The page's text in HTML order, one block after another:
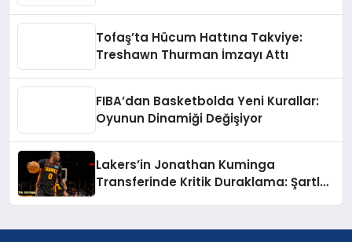
Tofaş’ta Hücum Hattına Takviye:
Treshawn Thurman İmzayı Attı
FIBA’dan Basketbolda Yeni Kurallar:
Oyunun Dinamiği Değişiyor
Lakers’in Jonathan Kuminga
Transferinde Kritik Duraklama: Şartlar